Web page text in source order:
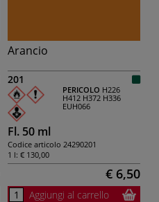
Arancio
201
PERICOLO H226
H412 H372 H336
EUH066
Fl. 50 ml
Codice articolo 24290201
1 l: € 130,00
€ 6,50
Aggiungi al carrello